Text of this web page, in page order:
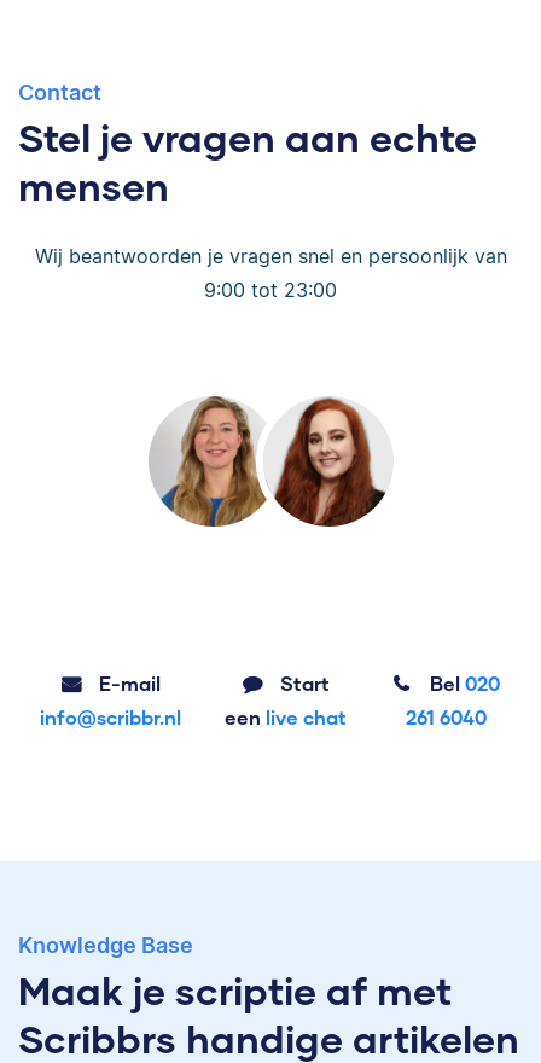
Contact
Stel je vragen aan echte
mensen
Wij beantwoorden je vragen snel en persoonlijk van
9:00 tot 23:00
E-mail
info@scribbr.nl
Start
een live chat
Bel020
261 6040
Knowledge Base
Maak je scriptie af met
Scribbrs handige artikelen